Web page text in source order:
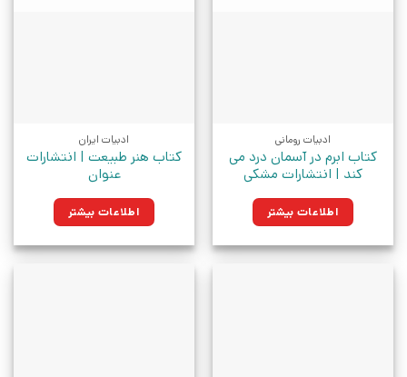
ادبیات رومانی
کتاب ابرم در آسمان درد می
کند | انتشارات مشکی
اطلاعات بیشتر
ادبیات ایران
کتاب هنر طبیعت | انتشارات
عنوان
اطلاعات بیشتر